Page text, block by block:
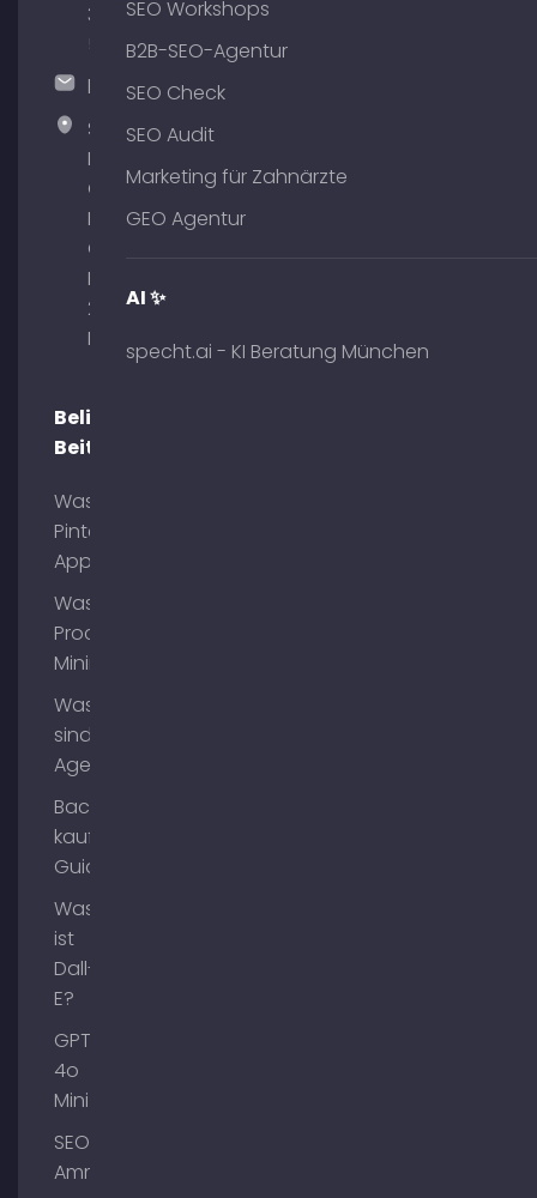
375
hallo@timospecht.de
Specht
Marketing
GmbH –
Palais am
Obelisk
Briennerstr.
29 80333
München
Beliebte
Beiträge
Was ist
Pinterest
App?
Was ist
Process
Mining?
Was
sind AI
Agents?
Backlinks
kaufen
Guide
Was
ist
Dall-
E?
GPT-
4o
Mini
SEO
Ammersee
SEO Workshops
B2B-SEO-Agentur
SEO Check
SEO Audit
Marketing für Zahnärzte
GEO Agentur
AI ✨
specht.ai - KI Beratung München